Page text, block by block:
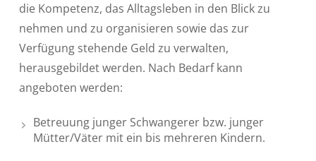
die Kompetenz, das Alltagsleben in den Blick zu
nehmen und zu organisieren sowie das zur
Verfügung stehende Geld zu verwalten,
herausgebildet werden. Nach Bedarf kann
angeboten werden:
Betreuung junger Schwangerer bzw. junger
Mütter/Väter mit ein bis mehreren Kindern.